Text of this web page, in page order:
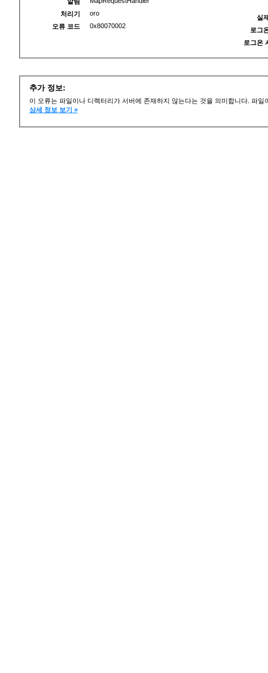
처리기
oro
오류 코드
0x80070002
실
로그
로그온
추가 정보:
이 오류는 파일이나 디렉터리가 서버에 존재하지 않는다는 것을 의미합니다. 파
상세 정보 보기 »